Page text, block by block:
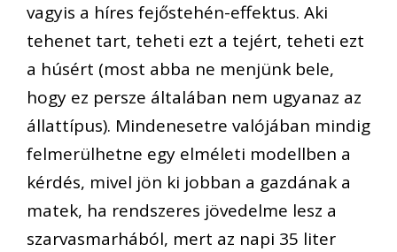
vagyis a híres fejőstehén-effektus. Aki
tehenet tart, teheti ezt a tejért, teheti ezt
a húsért (most abba ne menjünk bele,
hogy ez persze általában nem ugyanaz az
állattípus). Mindenesetre valójában mindig
felmerülhetne egy elméleti modellben a
kérdés, mivel jön ki jobban a gazdának a
matek, ha rendszeres jövedelme lesz a
szarvasmarhából, mert az napi 35 liter